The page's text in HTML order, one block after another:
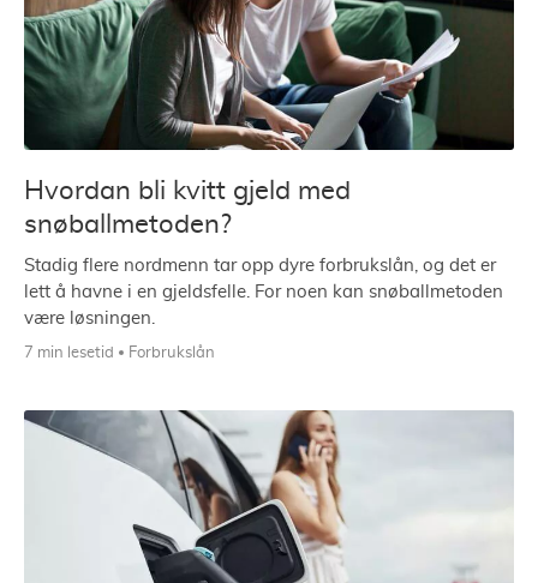
Hvordan bli kvitt gjeld med
snøballmetoden?
Stadig flere nordmenn tar opp dyre forbrukslån, og det er
lett å havne i en gjeldsfelle. For noen kan snøballmetoden
være løsningen.
7 min lesetid Forbrukslån